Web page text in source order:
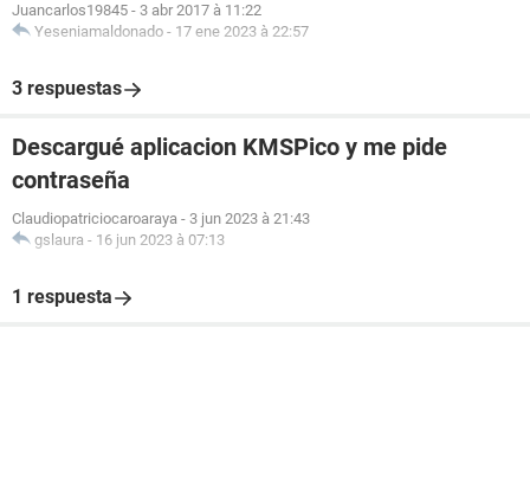
Juancarlos19845 - 3 abr 2017 à 11:22
Yeseniamaldonado - 17 ene 2023 à 22:57
3 respuestas
Descargué aplicacion KMSPico y me pide
contraseña
Claudiopatriciocaroaraya - 3 jun 2023 à 21:43
gslaura - 16 jun 2023 à 07:13
1 respuesta